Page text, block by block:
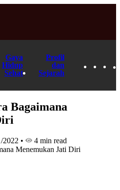
Gaya
Hidup
Sehat
Profil
dan
Sejarah
Bagaimana
2022 • 4 min read